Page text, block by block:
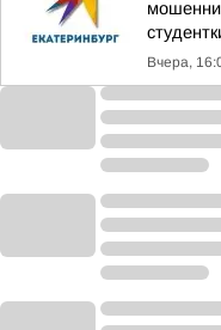
Вчера,